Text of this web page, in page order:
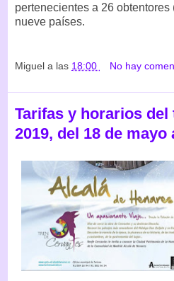
pertenecientes a 26
nueve países.
Miguel a las 18:00 No hay
Tarifas y horarios del
2019, del 18 de mayo